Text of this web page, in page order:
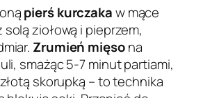
pierś kurczakaw mące
ziołową i pieprzem,
Zrumień mięsona
smażąc 5-7 minut partiami,
skorupką – to technika